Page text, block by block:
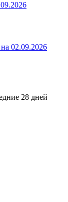
на 02.09.2026
28 дней